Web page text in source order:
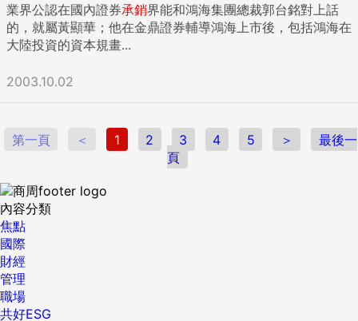
業界公認在國內證券承銷界能和鴻海集團總裁郭台銘對上話
的，就屬黃顯華；他在金鼎證券輔導鴻海上市後，包括鴻海在
大陸投資的資本規畫...
2003.10.02
第一頁 ＜ 1 2 3 4 5 ＞
最後一
頁
內容分類
焦點
國際
財經
管理
職場
共好ESG